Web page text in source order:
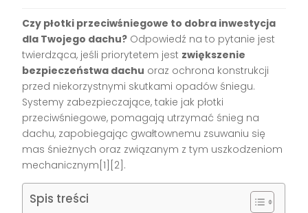
Czy płotki przeciwśniegowe to dobra inwestycja
dla Twojego dachu? Odpowiedź na to pytanie jest
twierdząca, jeśli priorytetem jest zwiększenie
bezpieczeństwa dachu oraz ochrona konstrukcji
przed niekorzystnymi skutkami opadów śniegu.
Systemy zabezpieczające, takie jak płotki
przeciwśniegowe, pomagają utrzymać śnieg na
dachu, zapobiegając gwałtownemu zsuwaniu się
mas śnieżnych oraz związanym z tym uszkodzeniom
mechanicznym[1][2].
Spis treści